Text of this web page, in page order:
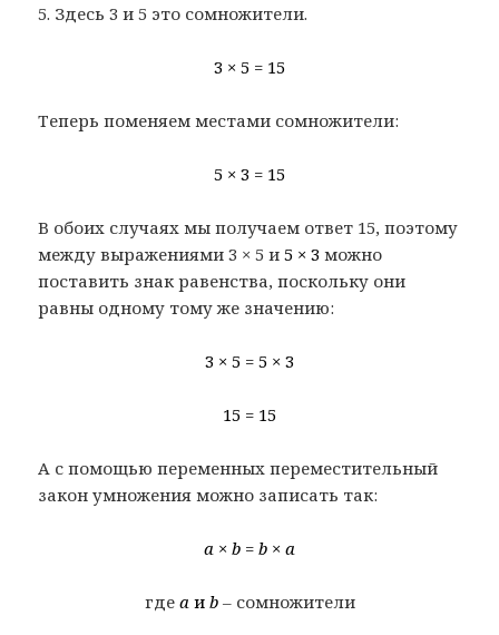
5. Здесь 3 и 5 это сомножители.
3 × 5 = 15
Теперь поменяем местами сомножители:
5 × 3 = 15
В обоих случаях мы получаем ответ 15, поэтому
между выражениями 3 × 5 и5 × 3 можно
поставить знак равенства, поскольку они
равны одному тому же значению:
3 × 5 = 5 × 3
15 = 15
А с помощью переменных переместительный
закон умножения можно записать так:
a × b = b × a
где a и b– сомножители